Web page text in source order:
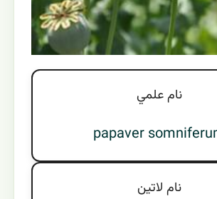
نام علمي
papaver
نام لاتين